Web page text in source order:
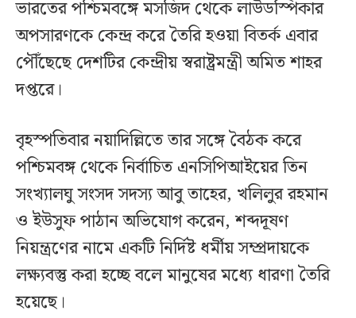
ভারতের পশ্চিমবঙ্গে মসজিদ থেকে লাউডস্পিকার
অপসারণকে কেন্দ্র করে তৈরি হওয়া বিতর্ক এবার
পৌঁছেছে দেশটির কেন্দ্রীয় স্বরাষ্ট্রমন্ত্রী অমিত শাহর
দপ্তরে।
বৃহস্পতিবার নয়াদিল্লিতে তার সঙ্গে বৈঠক করে
পশ্চিমবঙ্গ থেকে নির্বাচিত এনসিপিআইয়ের তিন
সংখ্যালঘু সংসদ সদস্য আবু তাহের, খলিলুর রহমান
ও ইউসুফ পাঠান অভিযোগ করেন, শব্দদূষণ
নিয়ন্ত্রণের নামে একটি নির্দিষ্ট ধর্মীয় সম্প্রদায়কে
লক্ষ্যবস্তু করা হচ্ছে বলে মানুষের মধ্যে ধারণা তৈরি
হয়েছে।